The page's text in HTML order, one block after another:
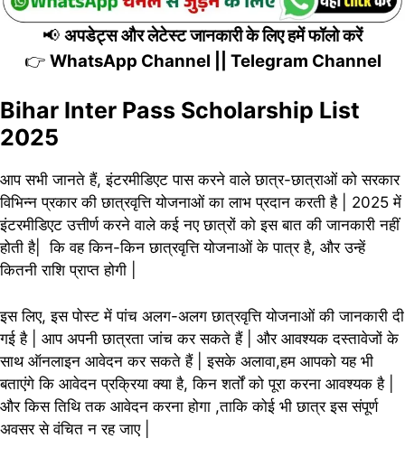
📢 अपडेट्स और लेटेस्ट जानकारी के लिए हमें फॉलो करें
👉 WhatsApp Channel Telegram Channel
Bihar Inter Pass Scholarship List
2025
आप सभी जानते हैं, इंटरमीडिएट पास करने वाले छात्र-छात्राओं को सरकार
विभिन्न प्रकार की छात्रवृत्ति योजनाओं का लाभ प्रदान करती है | 2025 में
इंटरमीडिएटउत्तीर्णकरने वाले कई नए छात्रों को इस बात की जानकारी नहीं
होती है| कि वह किन-किन छात्रवृत्ति योजनाओं के पात्र है, और उन्हें
कितनी राशि प्राप्त होगी |
इस लिए, इस पोस्ट में पांच अलग-अलग छात्रवृत्ति योजनाओं की जानकारी दी
गई है | आप अपनी छात्रता जांच कर सकते हैं | और आवश्यक दस्तावेजों के
साथ ऑनलाइन आवेदन कर सकते हैं | इसके अलावा,हम आपको यह भी
बताएंगे कि आवेदन प्रक्रिया क्या है, किन शर्तों को पूरा करना आवश्यक है |
और किस तिथि तक आवेदन करना होगा ,ताकि कोई भी छात्र इस संपूर्ण
अवसर से वंचित न रह जाए |